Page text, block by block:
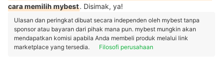
cara memilih mybest. Disimak, ya!
Ulasan dan peringkat dibuat secara independen oleh mybest tanpa
sponsor atau bayaran dari pihak mana pun. mybest mungkin akan
mendapatkan komisi apabila Anda membeli produk melalui link
marketplace yang tersedia.
Filosofi perusahaan